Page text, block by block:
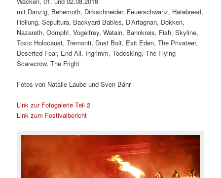
mit Danzig, Behemoth, Dirkschneider, Feuerschwanz, Hatebreed,
Heilung, Sepultura, Backyard Babies, D’Artagnan, Dokken,
Nazareth, Oomph!, Vogelfrey, Watain, Bannkreis, Fish, Skyline,
Toxic Holocaust, Tremonti, Dust Bolt, Exit Eden, The Privateer,
Deserted Fear, End All, Ingrimm, Todesking, The Flying
Scarecrow, The Fright
Fotos von Natalie Laube und Sven Bähr
Link zur Fotogalerie Teil 2
Link zum Festivalbericht